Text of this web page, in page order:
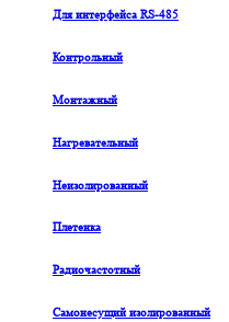
Для интерфейса RS-485
Контрольный
Монтажный
Нагревательный
Неизолированный
Плетенка
Радиочастотный
Самонесущий изолированный